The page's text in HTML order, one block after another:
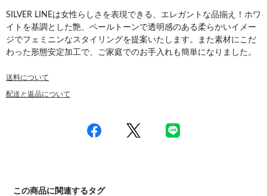
SILVER LINEは女性らしさを表現できる、エレガントな品揃え！ホワ
イトを基調とした艶、ペールトーンで透明感のある柔らかいイメー
ジでフェミニンなスタイリングを提案いたします。また素材にこだ
わった形態安定加工で、ご家庭でのお手入れも簡単になりました。
送料について
配送と返品について
この商品に関連するタグ